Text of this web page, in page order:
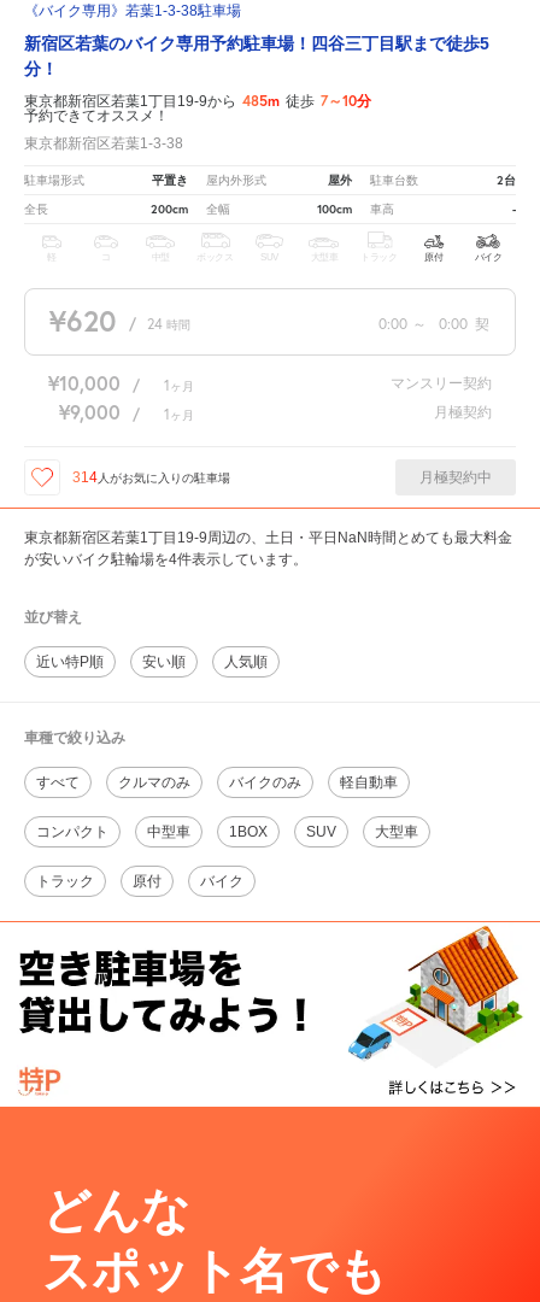
《バイク専用》若葉1-3-38駐車場
新宿区若葉のバイク専用予約駐車場！四谷三丁目駅まで徒歩5
分！
東京都新宿区若葉1丁目19-9から 485m 徒歩 7～10分
予約できてオススメ！
東京都新宿区若葉1-3-38
駐車場形式 平置き 屋内外形式 屋外 駐車台数 2台
全長 200cm 全幅 100cm 車高 -
軽 中型 ボックス SUV 大型車 トラック 原付 バイク
¥620 / 24 時間 0:00 ～ 0:00 契
¥10,000 / 1 ヶ月 マンスリー契約
¥9,000 / 1 ヶ月 月極契約
314人がお気に入りの駐車場 月極契約中
東京都新宿区若葉1丁目19-9周辺の、土日・平日NaN時間とめても最大料金
が安いバイク駐輪場を4件表示しています。
並び替え
近い特P順 安い順 人気順
車種で絞り込み
すべて クルマのみ バイクのみ 軽自動車
コンパクト 中型車 1BOX SUV 大型車
トラック 原付 バイク
どんな
スポット名でも